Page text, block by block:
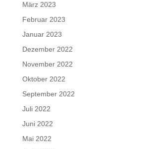
März 2023
Februar 2023
Januar 2023
Dezember 2022
November 2022
Oktober 2022
September 2022
Juli 2022
Juni 2022
Mai 2022